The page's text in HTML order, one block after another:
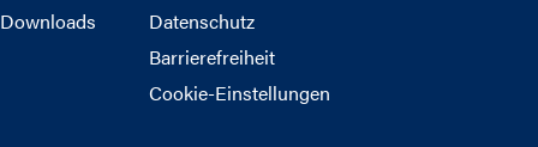
Downloads
Datenschutz
Barrierefreiheit
Cookie-Einstellungen